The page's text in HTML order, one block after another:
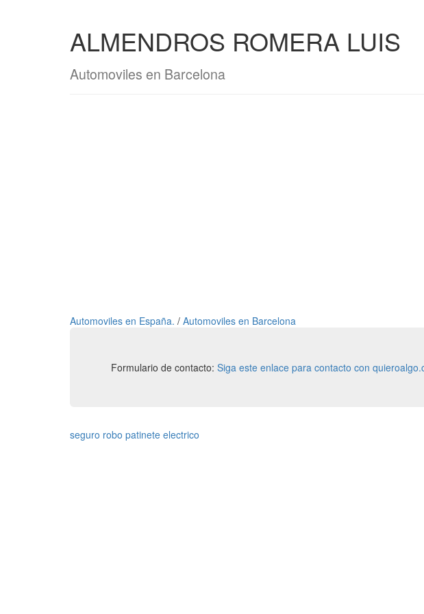
ALMENDROS ROMERA LUIS
Automoviles en Barcelona
Automoviles en España. / Automoviles en Barcelona
Formulario de contacto: Siga este enlace para contacto con
seguro robo patinete electrico